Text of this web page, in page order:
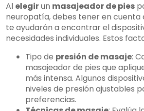
Al elegirun masajeador de pies
neuropatía, debes tener en cuenta
te ayudarán a encontrar el
necesidades individuales. Estos
Tipo de presión de masaje:
masajeador de pies que
más intensa. Algunos
niveles de presión ajustables
preferencias.